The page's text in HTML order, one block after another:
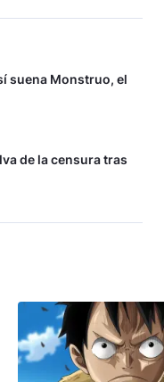
suena Monstruo, el
de la censura tras